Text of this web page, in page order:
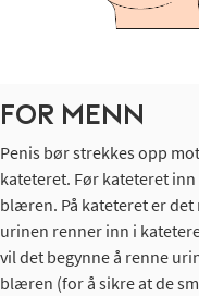
FOR MENN
Penis bør strekkes opp
kateteret. Før kateteret
blæren. På kateteret er
urinen renner inn i
vil det begynne å renne
blæren (for å sikre at de